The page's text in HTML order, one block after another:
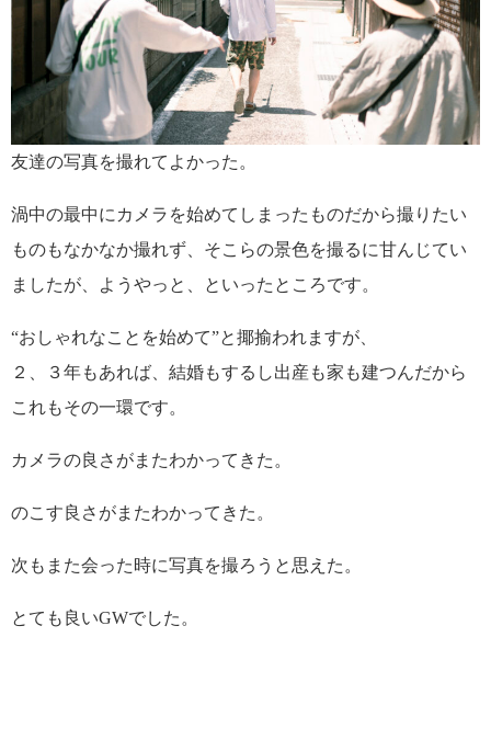
友達の写真を撮れてよかった。
渦中の最中にカメラを始めてしまったものだから撮りたい
ものもなかなか撮れず、そこらの景色を撮るに甘んじてい
ましたが、ようやっと、といったところです。
“おしゃれなことを始めて”と揶揄われますが、
２、３年もあれば、結婚もするし出産も家も建つんだから
これもその一環です。
カメラの良さがまたわかってきた。
のこす良さがまたわかってきた。
次もまた会った時に写真を撮ろうと思えた。
とても良いGWでした。